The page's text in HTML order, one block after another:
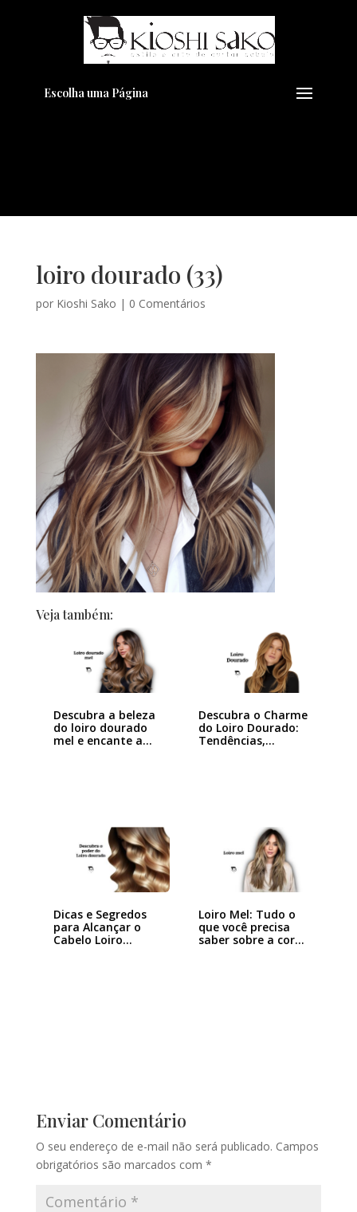
Escolha uma Página
loiro dourado (33)
por Kioshi Sako | 0 Comentários
Veja também:
Descubra a beleza
do loiro dourado
mel e encante a…
Descubra o Charme
do Loiro Dourado:
Tendências,…
Dicas e Segredos
para Alcançar o
Cabelo Loiro…
Loiro Mel: Tudo o
que você precisa
saber sobre a cor…
Enviar Comentário
O seu endereço de e-mail não será publicado. Campos
obrigatórios são marcados com *
Pensando em transformar seu
Visual??